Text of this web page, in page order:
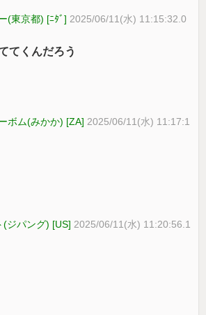
(東京都) [ﾆﾀﾞ] 2025/06/11(水) 11:15:32.0
てくんだろう
ボム(みかか) [ZA] 2025/06/11(水) 11:17:1
(ジパング) [US] 2025/06/11(水) 11:20:56.1